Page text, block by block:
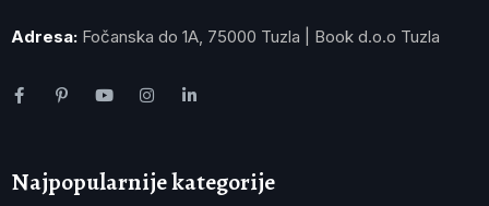
Adresa: Fočanska do 1A, 75000 Tuzla | Book d.o.o Tuzla
Najpopularnije kategorije